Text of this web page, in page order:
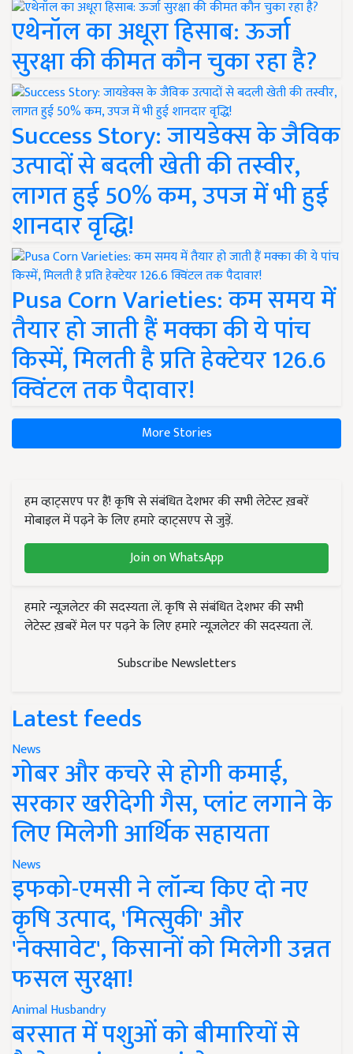
एथेनॉल का अधूरा हिसाब: ऊर्जा
सुरक्षा की कीमत कौन चुका रहा है?
Success Story: जायडेक्स के जैविक
उत्पादों से बदली खेती की तस्वीर,
लागत हुई 50% कम, उपज में भी हुई
शानदार वृद्धि!
Pusa Corn Varieties: कम समय में
तैयार हो जाती हैं मक्का की ये पांच
किस्में, मिलती है प्रति हेक्टेयर 126.6
क्विंटल तक पैदावार!
More Stories
हम व्हाट्सएप पर हैं! कृषि से संबंधित देशभर की सभी लेटेस्ट ख़बरें
मोबाइल में पढ़ने के लिए हमारे व्हाट्सएप से जुड़ें.
Join on WhatsApp
हमारे न्यूज़लेटर की सदस्यता लें. कृषि से संबंधित देशभर की सभी
लेटेस्ट ख़बरें मेल पर पढ़ने के लिए हमारे न्यूज़लेटर की सदस्यता लें.
Subscribe Newsletters
Latest feeds
News
गोबर और कचरे से होगी कमाई,
सरकार खरीदेगी गैस, प्लांट लगाने के
लिए मिलेगी आर्थिक सहायता
News
इफको-एमसी ने लॉन्च किए दो नए
कृषि उत्पाद, 'मित्सुकी' और
'नेक्सावेट', किसानों को मिलेगी उन्नत
फसल सुरक्षा!
Animal Husbandry
बरसात में पशुओं को बीमारियों से